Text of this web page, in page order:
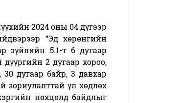
2024 оны 04 дүгээр
“Эд хөрөнгийн
зүйлийн 5.1-т 6 дугаар
2 дугаар хороо,
дугаар байр, 3 давхар
зориулалттай үл хөдлөх
нөхцөлд байдлыг